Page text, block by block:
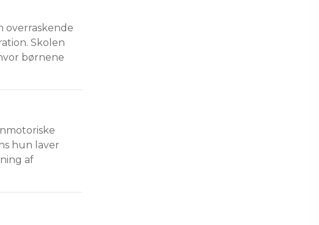
overraskende
Skolen
børnene
hun laver
af